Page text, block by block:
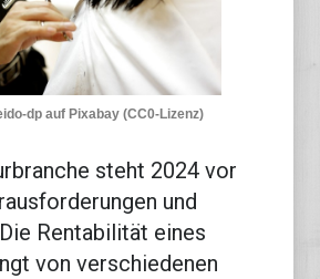
dp auf Pixabay (CC0-Lizenz)
steht 2024 vor
und
Rentabilität eines
von verschiedenen